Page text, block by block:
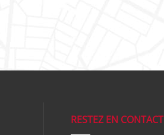
RESTEZ EN CONTACT